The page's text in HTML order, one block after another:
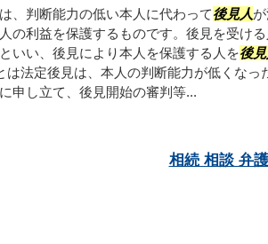
、判断能力の低い本人に代わって後見人
の利益を保護するものです。後見を受け
といい、後見により本人を保護する人を後見
は法定後見は、本人の判断能力が低くなっ
申し立て、後見開始の審判等...
相続 相談 弁